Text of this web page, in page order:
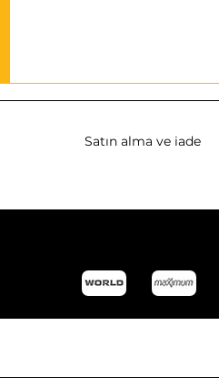
Satın alma ve iade